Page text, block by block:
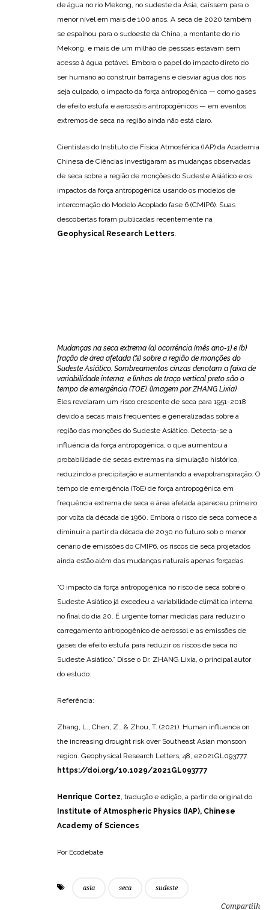
de água no rio Mekong, no sudeste da Ásia, caíssem para o
menor nível em mais de 100 anos. A seca de 2020 também
se espalhou para o sudoeste da China, a montante do rio
Mekong, e mais de um milhão de pessoas estavam sem
acesso à água potável. Embora o papel do impacto direto do
ser humano ao construir barragens e desviar água dos rios
seja culpado, o impacto da força antropogênica — como gases
de efeito estufa e aerossóis antropogênicos — em eventos
extremos de seca na região ainda não está claro.
Cientistas do Instituto de Física Atmosférica (IAP) da Academia
Chinesa de Ciências investigaram as mudanças observadas
de seca sobre a região de monções do Sudeste Asiático e os
impactos da força antropogênica usando os modelos de
intercomação do Modelo Acoplado fase 6 (CMIP6). Suas
descobertas foram publicadas recentemente na
Geophysical Research Letters.
Mudanças na seca extrema (a) ocorrência (mês ano-1) e (b)
fração de área afetada (%) sobre a região de monções do
Sudeste Asiático. Sombreamentos cinzas denotam a faixa de
tempo de emergência (TOE). (Imagem por ZHANG Lixia)
Eles revelaram um risco crescente de seca para 1951-2018
devido a secas mais frequentes e generalizadas sobre a
região das monções do Sudeste Asiático. Detecta-se a
influência da força antropogênica, o que aumentou a
probabilidade de secas extremas na simulação histórica,
reduzindo a precipitação e aumentando a evapotranspiração. O
tempo de emergência (ToE) de força antropogênica em
frequência extrema de seca e área afetada apareceu primeiro
por volta da década de 1960. Embora o risco de seca comece a
cenário de emissões do CMIP6, os riscos de seca projetados
ainda estão além das mudanças naturais apenas forçadas.
“O impacto da força antropogênica no risco de seca sobre o
Sudeste Asiático já excedeu a variabilidade climática interna
no final do dia 20. É urgente tomar medidas para reduzir o
carregamento antropogênico de aerossol e as emissões de
Sudeste Asiático.” Disse o Dr. ZHANG Lixia, o principal autor
Referência:
Zhang, L., Chen, Z., & Zhou, T. (2021). Human influence on
region. Geophysical Research Letters, 48, e2021GL093777.
https://doi.org/10.1029/2021GL093777
Institute of Atmospheric Physics (IAP), Chinese